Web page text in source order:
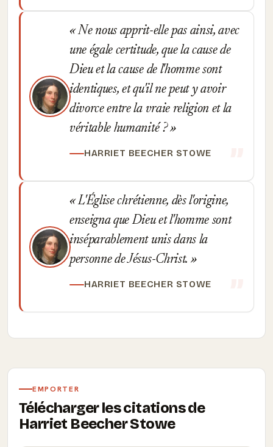
Ne nous apprit-elle pas ainsi, avec
une égale certitude, que la cause de
Dieu et la cause de l'homme sont
identiques, et qu'il ne peut y avoir
divorce entre la vraie religion et la
véritable humanité ?
HARRIET BEECHER STOWE
L'Église chrétienne, dès l'origine,
enseigna que Dieu et l'homme sont
inséparablement unis dans la
personne de Jésus-Christ.
HARRIET BEECHER STOWE
EMPORTER
Télécharger les citations de
Harriet Beecher Stowe